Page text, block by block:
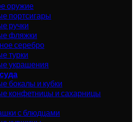
оружие
портсигары
ручки
фляжки
серебро
турки
украшения
бокалы и кубки
конфетницы и сахарницы
с блюдцами